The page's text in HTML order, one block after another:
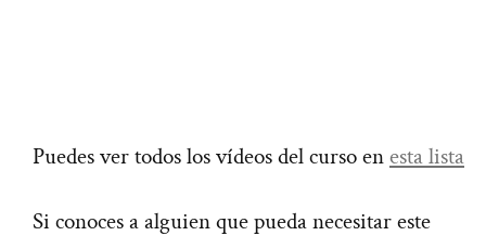
Puedes ver todos los vídeos del curso enesta lista
Si conoces a alguien que pueda necesitar este